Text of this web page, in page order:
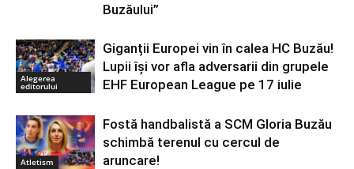
Buzăului”
Alegerea
editorului
Giganții Europei vin în calea HC Buzău!
Lupii își vor afla adversarii din grupele
EHF European League pe 17 iulie
Atletism
Fostă handbalistă a SCM Gloria Buzău
schimbă terenul cu cercul de
aruncare!